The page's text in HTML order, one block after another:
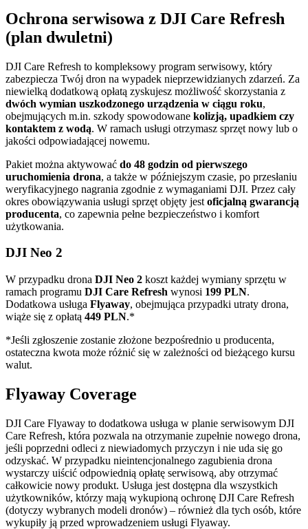
Ochrona serwisowa z DJI Care Refresh
(plan dwuletni)
DJI Care Refresh to kompleksowy program serwisowy, który
zabezpiecza Twój dron na wypadek nieprzewidzianych zdarzeń. Za
niewielką dodatkową opłatą zyskujesz możliwość skorzystania z
dwóch wymian uszkodzonego urządzenia w ciągu roku,
obejmujących m.in. szkody spowodowane kolizją, upadkiem czy
kontaktem z wodą. W ramach usługi otrzymasz sprzęt nowy lub o
jakości odpowiadającej nowemu.
Pakiet można aktywować do 48 godzin od pierwszego
uruchomienia drona, a także w późniejszym czasie, po przesłaniu
weryfikacyjnego nagrania zgodnie z wymaganiami DJI. Przez cały
okres obowiązywania usługi sprzęt objęty jest oficjalną gwarancją
producenta, co zapewnia pełne bezpieczeństwo i komfort
użytkowania.
DJI Neo 2
W przypadku drona DJI Neo 2 koszt każdej wymiany sprzętu w
ramach programu DJI Care Refresh wynosi 199 PLN.
Dodatkowa usługa Flyaway, obejmująca przypadki utraty drona,
wiąże się z opłatą 449 PLN.*
*Jeśli zgłoszenie zostanie złożone bezpośrednio u producenta,
ostateczna kwota może różnić się w zależności od bieżącego kursu
walut.
Flyaway Coverage
DJI Care Flyaway to dodatkowa usługa w planie serwisowym DJI
Care Refresh, która pozwala na otrzymanie zupełnie nowego drona,
jeśli poprzedni odleci z niewiadomych przyczyn i nie uda się go
odzyskać. W przypadku nieintencjonalnego zagubienia drona
wystarczy uiścić odpowiednią opłatę serwisową, aby otrzymać
całkowicie nowy produkt. Usługa jest dostępna dla wszystkich
użytkowników, którzy mają wykupioną ochronę DJI Care Refresh
(dotyczy wybranych modeli dronów) – również dla tych osób, które
wykupiły ją przed wprowadzeniem usługi Flyaway.